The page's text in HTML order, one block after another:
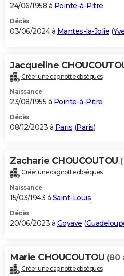
24/06/1958 à Pointe-à-Pitre
Décès
03/06/2024 à Mantes-la-Jolie (
Jacqueline
Créer une cagnotte obsèques
Naissance
23/08/1955 à Pointe-à-Pitre
Décès
08/12/2023 à Paris (Paris)
Zacharie CHOUCOUTOU
Créer une cagnotte obsèques
Naissance
15/03/1943 à Saint-Louis
Décès
20/06/2023 à Goyave (
Marie CHOUCOUTOU (80
Créer une cagnotte obsèques